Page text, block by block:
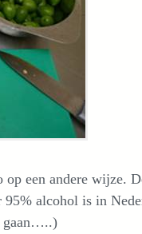
een andere wijze.
95% alcohol is in
gaan…..)